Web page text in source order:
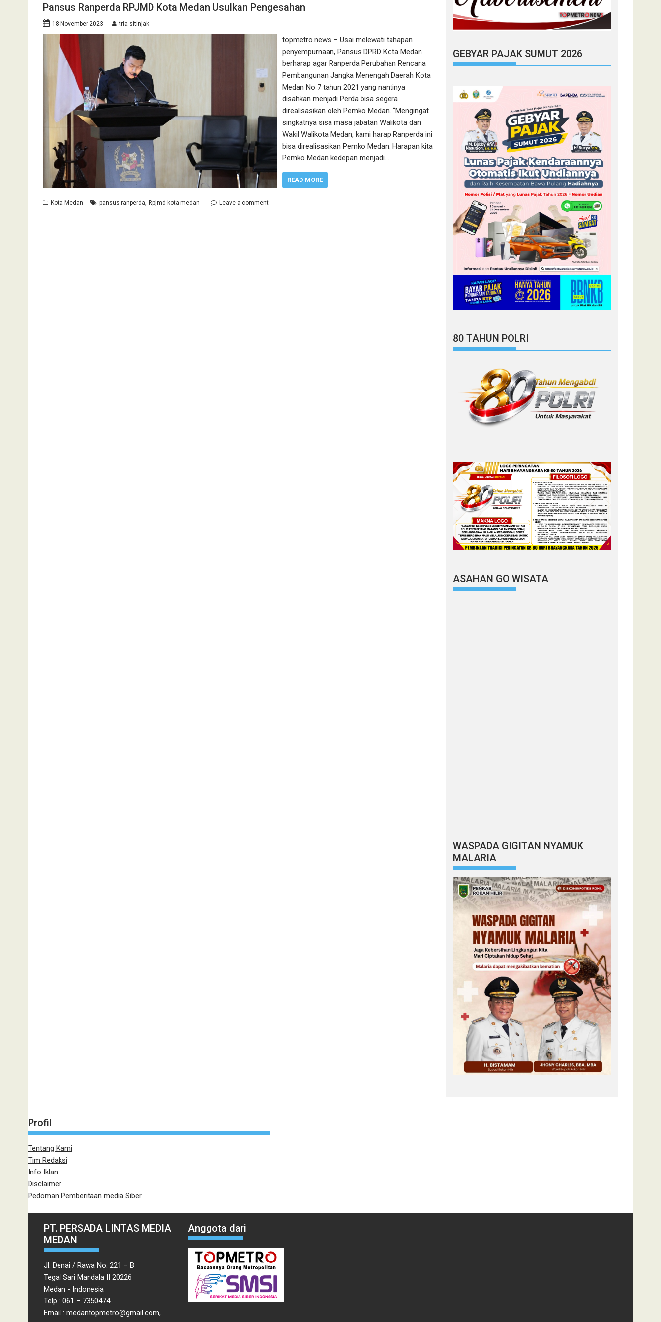
Pansus Ranperda RPJMD Kota Medan Usulkan Pengesahan
18 November 2023 tria sitinjak
topmetro.news – Usai melewati tahapan
penyempurnaan, Pansus DPRD Kota Medan
berharap agar Ranperda Perubahan Rencana
Pembangunan Jangka Menengah Daerah Kota
Medan No 7 tahun 2021 yang nantinya
disahkan menjadi Perda bisa segera
direalisasikan oleh Pemko Medan. “Mengingat
singkatnya sisa masa jabatan Walikota dan
Wakil Walikota Medan, kami harap Ranperda ini
bisa direalisasikan Pemko Medan. Harapan kita
Pemko Medan kedepan menjadi…
READ MORE
Kota Medan pansus ranperda, Rpjmd kota medan Leave a comment
GEBYAR PAJAK SUMUT 2026
80 TAHUN POLRI
ASAHAN GO WISATA
WASPADA GIGITAN NYAMUK
MALARIA
Profil
Tentang Kami
Tim Redaksi
Info Iklan
Disclaimer
Pedoman Pemberitaan media Siber
PT. PERSADA LINTAS MEDIA
MEDAN
Jl. Denai / Rawa No. 221 – B
Tegal Sari Mandala II 20226
Medan - Indonesia
Telp : 061 – 7350474
Email : medantopmetro@gmail.com,
Anggota dari